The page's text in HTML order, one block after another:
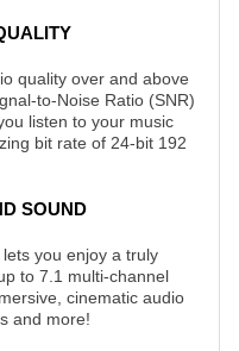
quality over and above
to-Noise Ratio (SNR)
listen to your music
bit rate of 24-bit 192
SOUND
you enjoy a truly
to 7.1 multi-channel
cinematic audio
and more!